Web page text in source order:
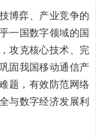
博弈、产业竞争的
一国数字领域的国
攻克核心技术、完
固我国移动通信产
题，有效防范网络
与数字经济发展利